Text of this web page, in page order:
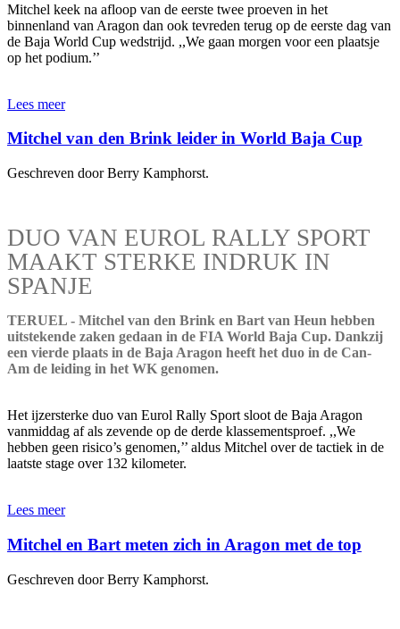
Mitchel keek na afloop van de eerste twee proeven in het
binnenland van Aragon dan ook tevreden terug op de eerste dag van
de Baja World Cup wedstrijd. ,,We gaan morgen voor een plaatsje
op het podium.’’
Lees meer
Mitchel van den Brink leider in World Baja Cup
Geschreven door Berry Kamphorst.
DUO VAN EUROL RALLY SPORT
MAAKT STERKE INDRUK IN
SPANJE
TERUEL - Mitchel van den Brink en Bart van Heun hebben
uitstekende zaken gedaan in de FIA World Baja Cup. Dankzij
een vierde plaats in de Baja Aragon heeft het duo in de Can-
Am de leiding in het WK genomen.
Het ijzersterke duo van Eurol Rally Sport sloot de Baja Aragon
vanmiddag af als zevende op de derde klassementsproef. ,,We
hebben geen risico’s genomen,’’ aldus Mitchel over de tactiek in de
laatste stage over 132 kilometer.
Lees meer
Mitchel en Bart meten zich in Aragon met de top
Geschreven door Berry Kamphorst.